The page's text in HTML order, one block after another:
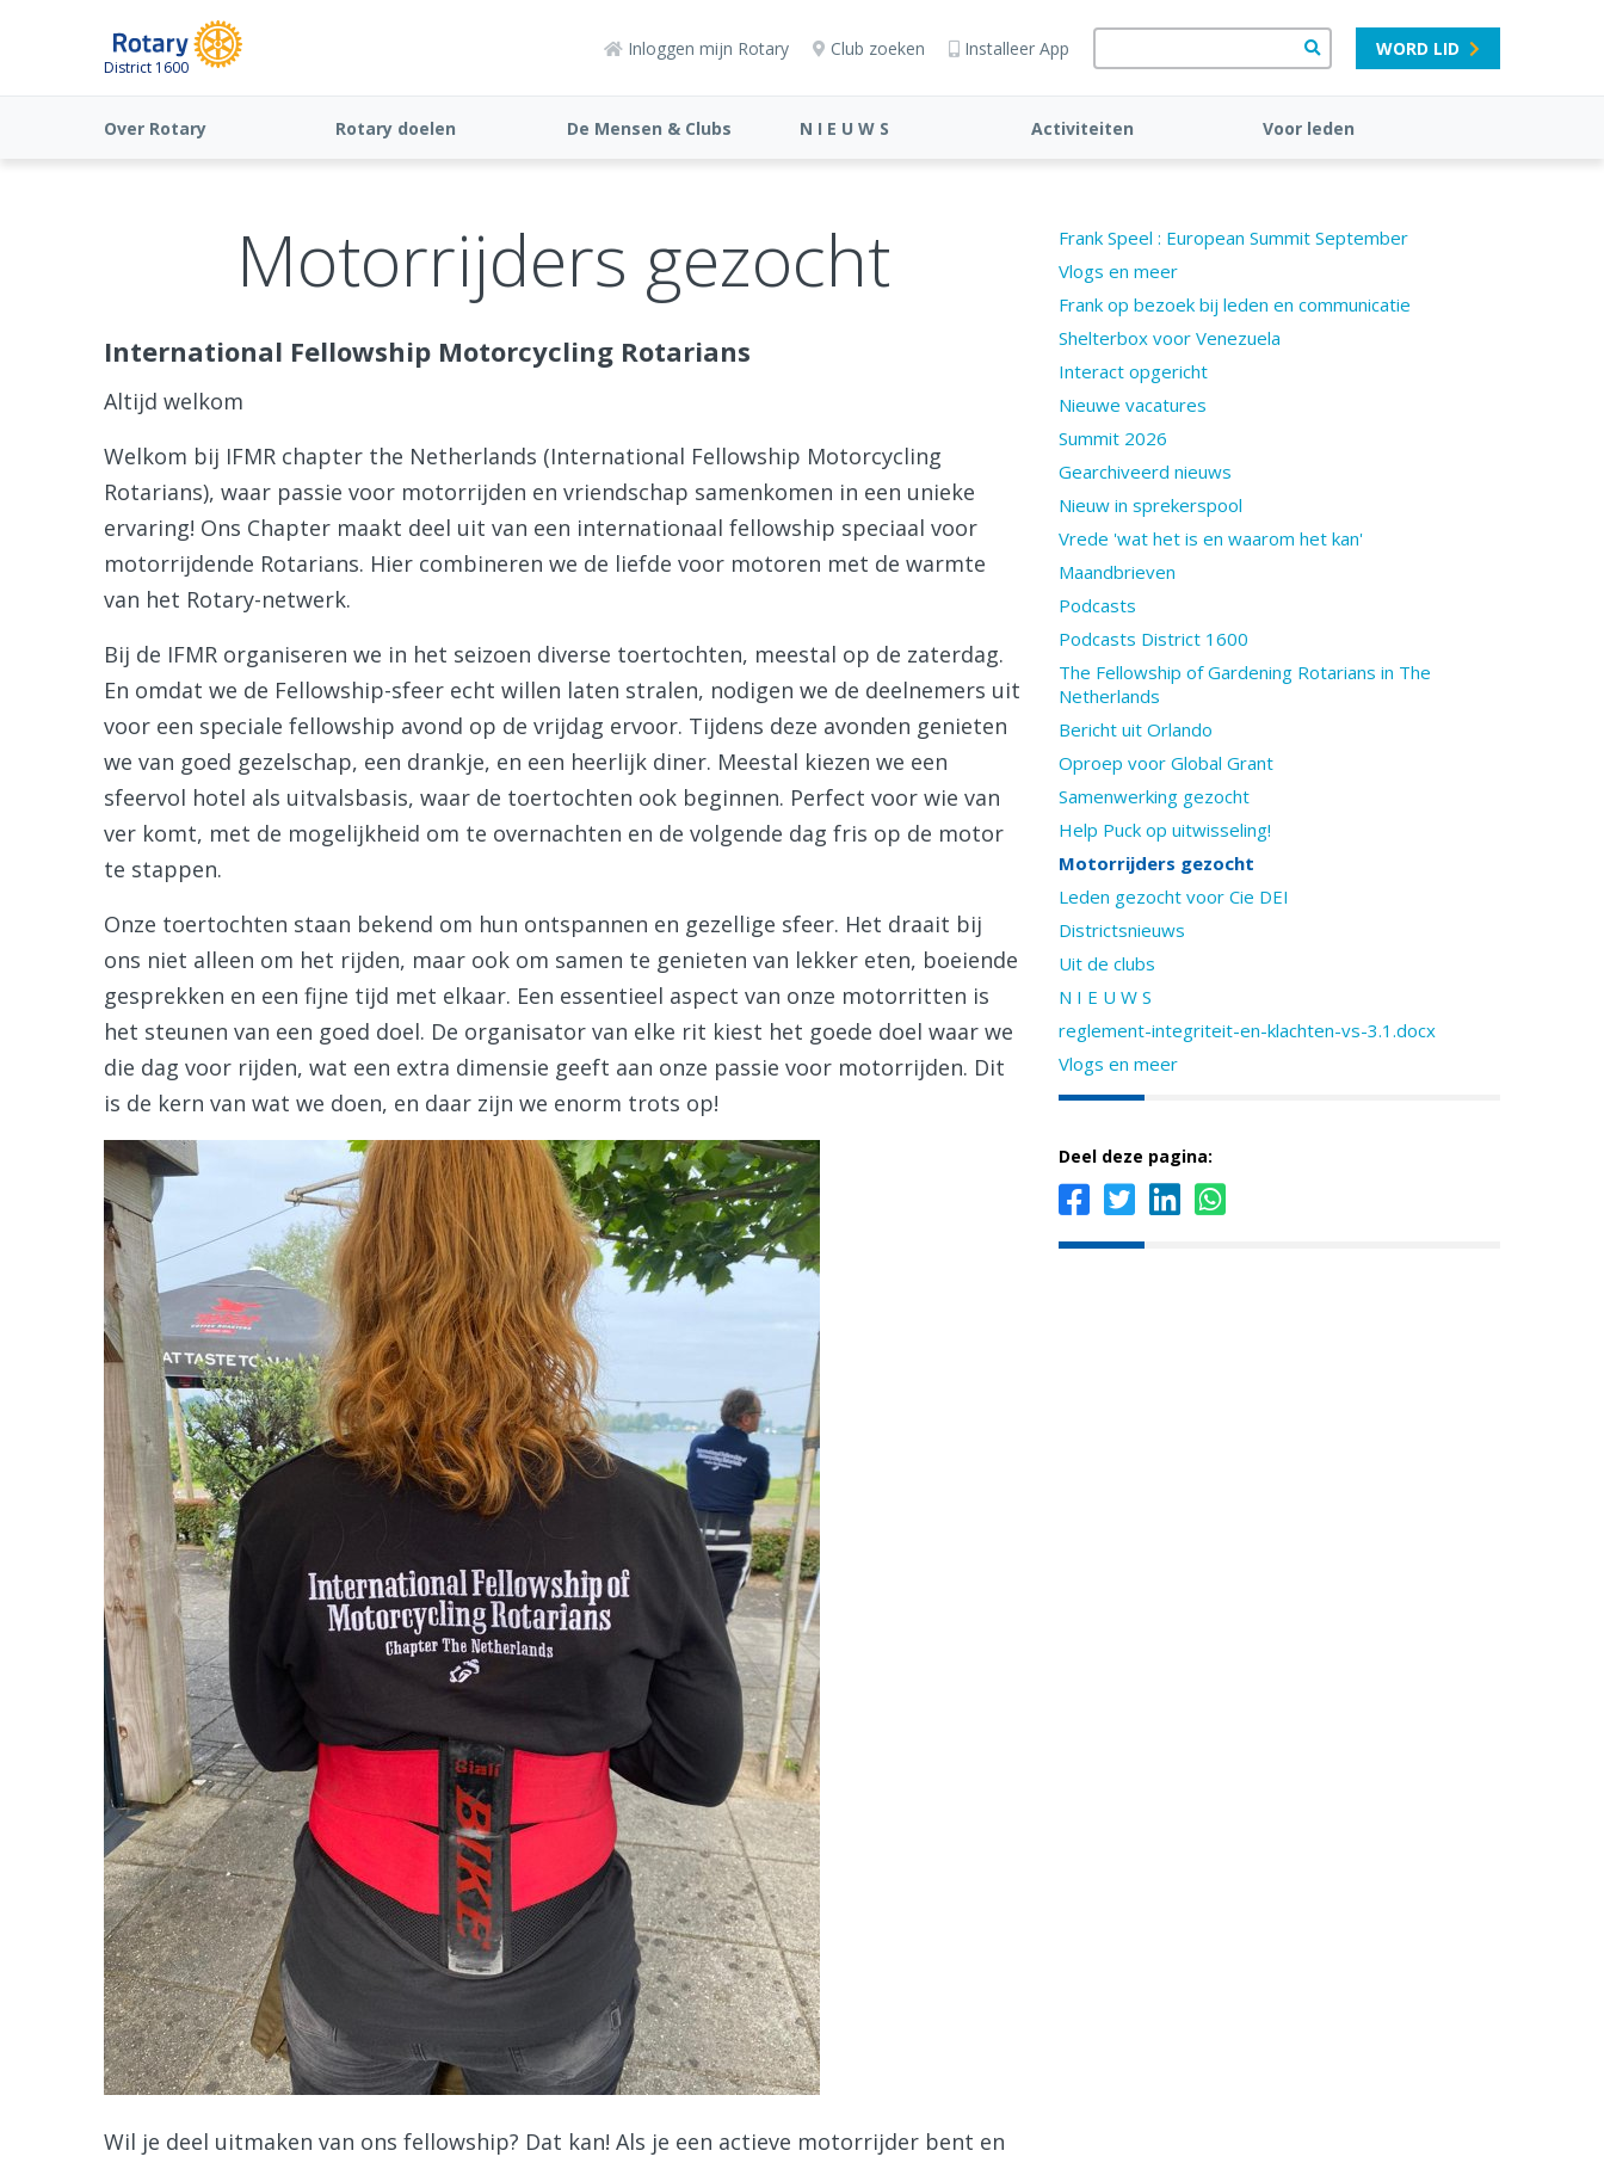
District 1600
Inloggen mijn Rotary Club zoeken Installeer App WORD LID
Over Rotary Rotary doelen De Mensen & Clubs N I E U W S Activiteiten Voor leden
Motorrijders gezocht
International Fellowship Motorcycling Rotarians
Altijd welkom
Welkom bij IFMR chapter the Netherlands (International Fellowship Motorcycling
Rotarians), waar passie voor motorrijden en vriendschap samenkomen in een unieke
ervaring! Ons Chapter maakt deel uit van een internationaal fellowship speciaal voor
motorrijdende Rotarians. Hier combineren we de liefde voor motoren met de warmte
van het Rotary-netwerk.
Bij de IFMR organiseren we in het seizoen diverse toertochten, meestal op de zaterdag.
En omdat we de Fellowship-sfeer echt willen laten stralen, nodigen we de deelnemers uit
voor een speciale fellowship avond op de vrijdag ervoor. Tijdens deze avonden genieten
we van goed gezelschap, een drankje, en een heerlijk diner. Meestal kiezen we een
sfeervol hotel als uitvalsbasis, waar de toertochten ook beginnen. Perfect voor wie van
ver komt, met de mogelijkheid om te overnachten en de volgende dag fris op de motor
te stappen.
Onze toertochten staan bekend om hun ontspannen en gezellige sfeer. Het draait bij
ons niet alleen om het rijden, maar ook om samen te genieten van lekker eten, boeiende
gesprekken en een fijne tijd met elkaar. Een essentieel aspect van onze motorritten is
het steunen van een goed doel. De organisator van elke rit kiest het goede doel waar we
die dag voor rijden, wat een extra dimensie geeft aan onze passie voor motorrijden. Dit
is de kern van wat we doen, en daar zijn we enorm trots op!
Wil je deel uitmaken van ons fellowship? Dat kan! Als je een actieve motorrijder bent en
Frank Speel : European Summit September
Vlogs en meer
Frank op bezoek bij leden en communicatie
Shelterbox voor Venezuela
Interact opgericht
Nieuwe vacatures
Summit 2026
Gearchiveerd nieuws
Nieuw in sprekerspool
Vrede 'wat het is en waarom het kan'
Maandbrieven
Podcasts
Podcasts District 1600
The Fellowship of Gardening Rotarians in The
Netherlands
Bericht uit Orlando
Oproep voor Global Grant
Samenwerking gezocht
Help Puck op uitwisseling!
Motorrijders gezocht
Leden gezocht voor Cie DEI
Districtsnieuws
Uit de clubs
N I E U W S
reglement-integriteit-en-klachten-vs-3.1.docx
Vlogs en meer
Deel deze pagina: